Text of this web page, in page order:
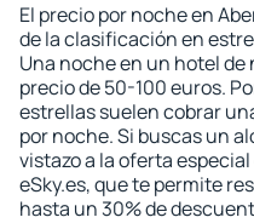
El precio por noche en
de la clasificación en
Una noche en un hotel
precio de 50-100 euros.
estrellas suelen cobrar
por noche. Si buscas un
vistazo a la oferta
eSky.es, que te permite
hasta un 30% de